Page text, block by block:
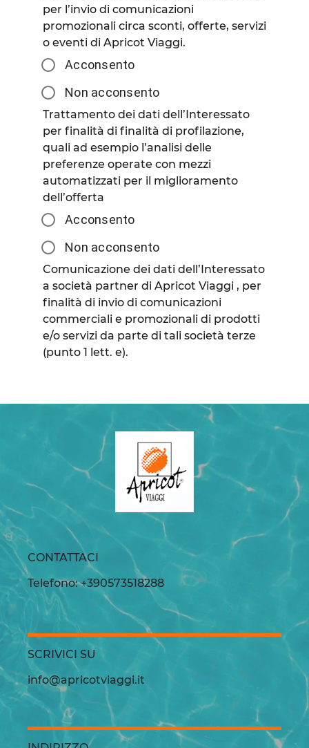
per l’invio di comunicazioni
promozionali circa sconti, offerte, servizi
o eventi di Apricot Viaggi.
Acconsento
Non acconsento
Trattamento dei dati dell’Interessato
per finalità di finalità di profilazione,
quali ad esempio l’analisi delle
preferenze operate con mezzi
automatizzati per il miglioramento
dell’offerta
Acconsento
Non acconsento
Comunicazione dei dati dell’Interessato
a società partner di Apricot Viaggi , per
finalità di invio di comunicazioni
commerciali e promozionali di prodotti
e/o servizi da parte di tali società terze
(punto 1 lett. e).
CONTATTACI
Telefono: +390573518288
SCRIVICI SU
info@apricotviaggi.it